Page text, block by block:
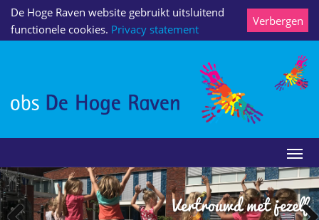
De Hoge Raven website gebruikt uitsluitend
functionele cookies. Privacy statement
Verbergen
Vertrouwd met jezelf